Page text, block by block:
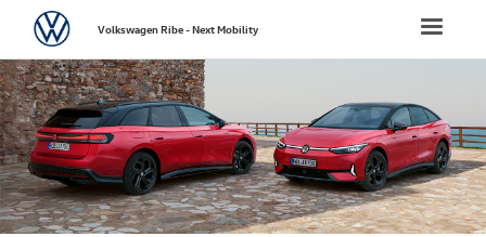
NYE
Bestil
Toggle
VolkswagenVolkswagen Ribe - Next Mobility